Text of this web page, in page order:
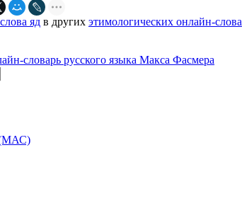
яд в других этимологических онлайн-
словарь русского языка Макса Фасмера
(МАС)